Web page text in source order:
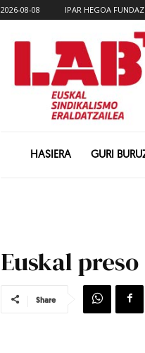
2026-08-08 IPAR HEGOA
HASIERA GURI
Euskal
Share